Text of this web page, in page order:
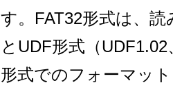
す。FAT32形式は、
とUDF形式（
形式でのフォーマッ